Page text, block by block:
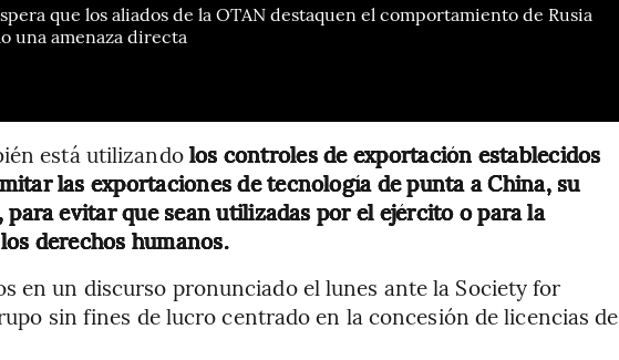
que los aliados de la OTAN destaquen el comportamiento de Rusia
una amenaza directa
está utilizandolos controles de exportación establecidos
las exportaciones de tecnología de punta a China, su
evitar que sean utilizadas por el ejército o para la
derechos humanos.
en un discurso pronunciado el lunes ante la Society for
sin fines de lucro centrado en la concesión de licencias de